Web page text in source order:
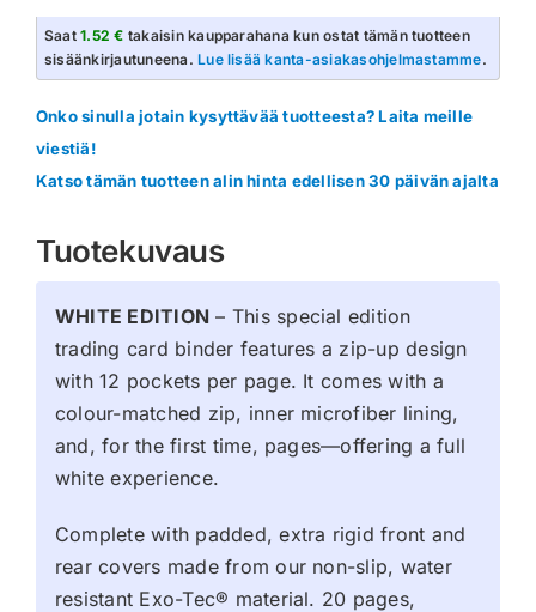
Zip
Binder
12-
pocket
EDITION)
Saat1.52 € takaisin kaupparahana kun ostat tämän tuotteen
sisäänkirjautuneena.Lue lisää kanta-asiakasohjelmastamme.
Onko sinulla jotain kysyttävää tuotteesta? Laita meille
viestiä!
Katso tämän tuotteen alin hinta edellisen 30 päivän ajalta
Tuotekuvaus
WHITE EDITION – This special edition
trading card binder features a zip-up design
with 12 pockets per page. It comes with a
colour-matched zip, inner microfiber lining,
and, for the first time, pages—offering a full
white experience.
Complete with padded, extra rigid front and
rear covers made from our non-slip, water
resistant Exo-Tec® material. 20 pages,